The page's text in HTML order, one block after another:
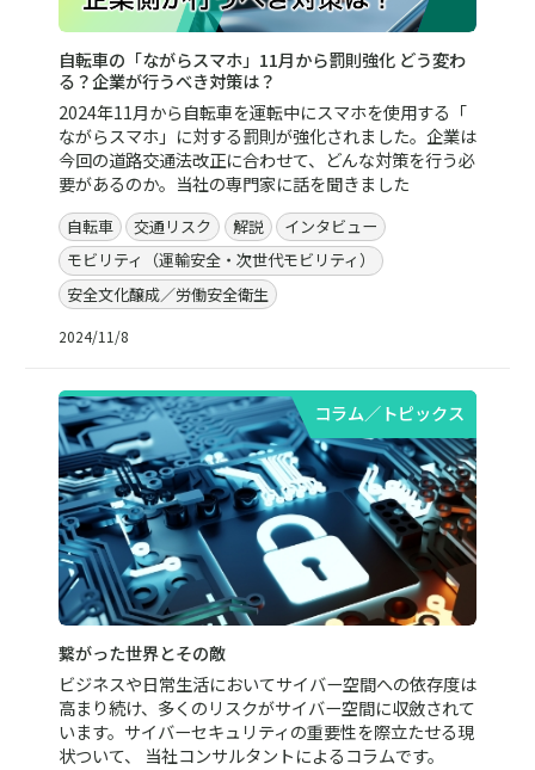
自転車の「ながらスマホ」11月から罰則強化 どう変わ
る？企業が行うべき対策は？
2024年11月から自転車を運転中にスマホを使用する「
ながらスマホ」に対する罰則が強化されました。企業は
今回の道路交通法改正に合わせて、どんな対策を行う必
要があるのか。当社の専門家に話を聞きました
自転車 交通リスク 解説
インタビュー
モビリティ（運輸安全・次世代モビリティ）
安全文化醸成／労働安全衛生
2024/11/8
コラム／トピックス
繋がった世界とその敵
ビジネスや日常生活においてサイバー空間への依存度は
高まり続け、多くのリスクがサイバー空間に収斂されて
います。サイバーセキュリティの重要性を際立たせる現
状ついて、 当社コンサルタントによるコラムです。